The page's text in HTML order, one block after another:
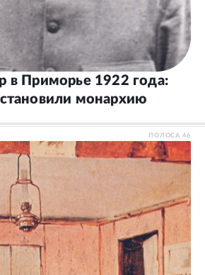
в Приморье 1922 года:
монархию
ПОЛОСА46